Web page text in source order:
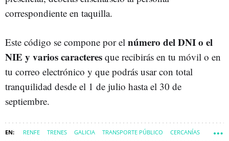
correspondiente en taquilla.
Este código se compone por el número del DNI o el
NIE y varios caracteres que recibirás en tu móvil o en
tu correo electrónico y que podrás usar con total
tranquilidad desde el 1 de julio hasta el 30 de
septiembre.
RENFE TRENES GALICIA TRANSPORTE PÚBLICO CERCANÍAS